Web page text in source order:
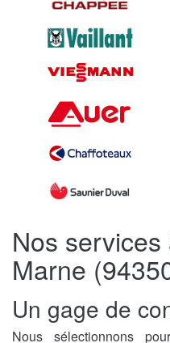
Nos
Marne
Un gage de
Nous sélectionnons